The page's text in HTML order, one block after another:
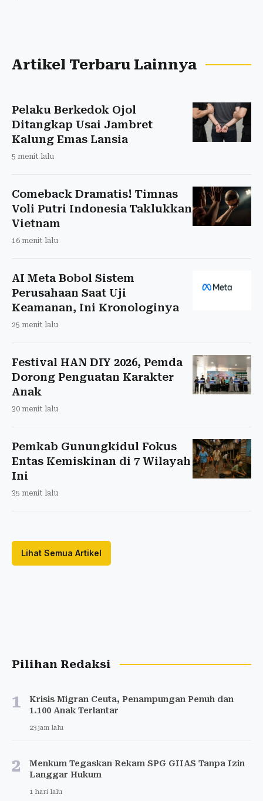
Artikel Terbaru Lainnya
Pelaku Berkedok Ojol
Ditangkap Usai Jambret
Kalung Emas Lansia
5 menit lalu
Comeback Dramatis! Timnas
Voli Putri Indonesia Taklukkan
Vietnam
16 menit lalu
AI Meta Bobol Sistem
Perusahaan Saat Uji
Keamanan, Ini Kronologinya
25 menit lalu
Festival HAN DIY 2026, Pemda
Dorong Penguatan Karakter
Anak
30 menit lalu
Pemkab Gunungkidul Fokus
Entas Kemiskinan di 7 Wilayah
Ini
35 menit lalu
Lihat Semua Artikel
Pilihan Redaksi
1
Krisis Migran Ceuta, Penampungan Penuh dan
1.100 Anak Terlantar
23 jam lalu
2
Menkum Tegaskan Rekam SPG GIIAS Tanpa Izin
Langgar Hukum
1 hari lalu